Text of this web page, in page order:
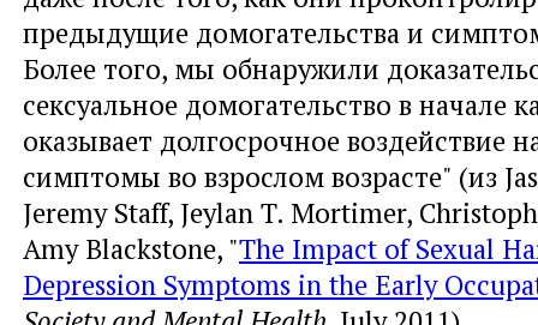
предыдущие домогательства и
Более того, мы обнаружили
сексуальное домогательство в начале
оказывает долгосрочное воздействие
симптомы во взрослом возрасте" (из
Jeremy Staff, Jeylan T. Mortimer,
Amy Blackstone, "The Impact of Sexual
Depression Symptoms in the Early